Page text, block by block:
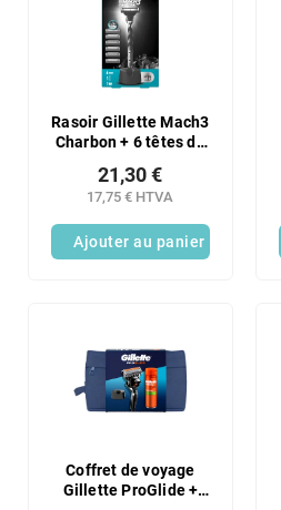
Rasoir Gillette Mach3
Charbon + 6 têtes de
offert
17,75 € HTVA
21,30 €
Ajouter au panier
Coffret de voyage
Gillette ProGlide +